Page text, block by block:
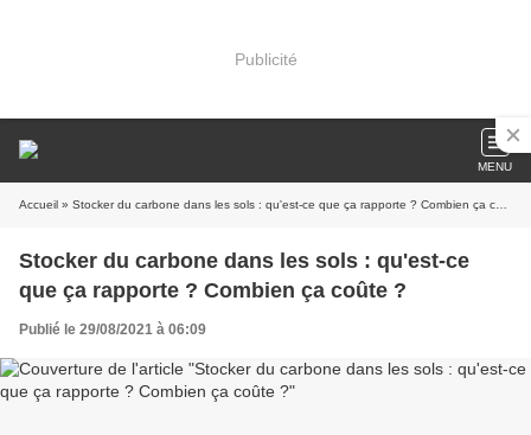
Publicité
MENU
Accueil » Stocker du carbone dans les sols : qu'est-ce que ça rapporte ? Combien ça coûte ?
Stocker du carbone dans les sols : qu'est-ce
que ça rapporte ? Combien ça coûte ?
Publié le 29/08/2021 à 06:09